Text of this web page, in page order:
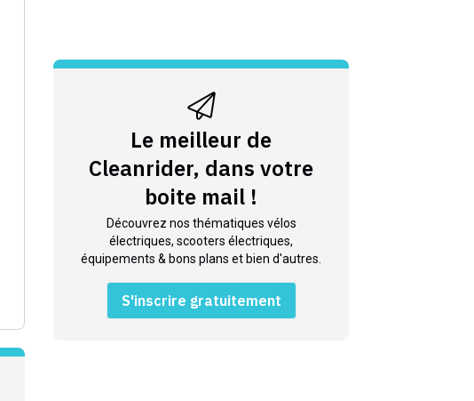
Le meilleur de
Cleanrider, dans votre
boite mail !
Découvrez nos thématiques vélos
électriques, scooters électriques,
équipements & bons plans et bien d'autres.
S'inscrire gratuitement